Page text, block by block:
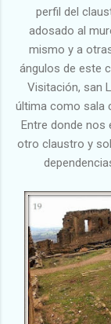
perfil del
adosado al
mismo y a
ángulos de este
Visitación, san
última como sala
Entre donde nos
otro claustro y